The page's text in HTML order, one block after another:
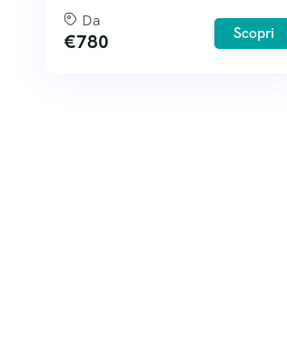
Da
€780 Scopri